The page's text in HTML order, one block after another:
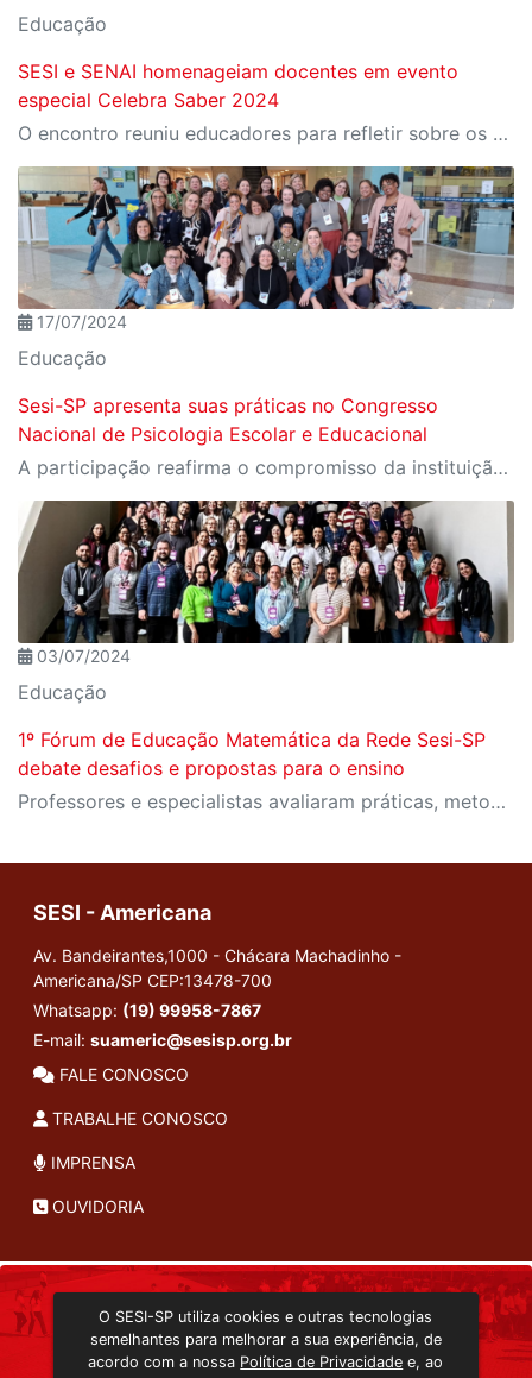
Educação
SESI e SENAI homenageiam docentes em evento
especial Celebra Saber 2024
O encontro reuniu educadores para refletir sobre os desafios e as transformações da educação em tempos de inovação tecnológica
17/07/2024
Educação
Sesi-SP apresenta suas práticas no Congresso
Nacional de Psicologia Escolar e Educacional
A participação reafirma o compromisso da instituição com a área como uma ferramenta essencial para a transformação social
03/07/2024
Educação
1º Fórum de Educação Matemática da Rede Sesi-SP
debate desafios e propostas para o ensino
Professores e especialistas avaliaram práticas, metodologias e pesquisas atuais no ensino e aprendizagem da disciplina
SESI - Americana
Av. Bandeirantes,1000 - Chácara Machadinho -
Americana/SP CEP:13478-700
Whatsapp: (19) 99958-7867
E-mail: suameric@sesisp.org.br
FALE CONOSCO
TRABALHE CONOSCO
IMPRENSA
OUVIDORIA
TRANSMISSÃO ON-LINE
EDITORA SESI-SP
O SESI-SP utiliza cookies e outras tecnologias
semelhantes para melhorar a sua experiência, de
acordo com a nossa Política de Privacidade e, ao